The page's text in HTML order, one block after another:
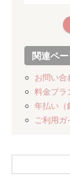
関連ペ
お問い合
料金プラ
年払い（
ご利用ガ